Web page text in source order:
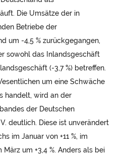
Die Umsätze der in
Betriebe der
um -4,5 % zurückgegangen,
sowohl das Inlandsgeschäft
(-3,7 %) betreffen.
um eine Schwäche
handelt, wird an der
der Deutschen
deutlich. Diese ist unverändert
im Januar von +11 %, im
März um +3,4 %. Anders als bei